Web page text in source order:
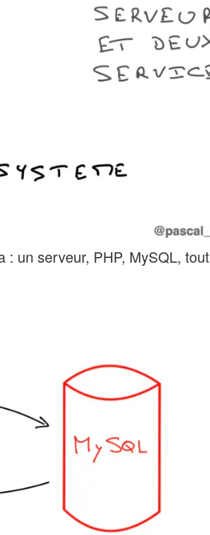
: un serveur, PHP, MySQL,